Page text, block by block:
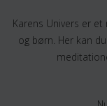
Karens Univers er
og børn. Her kan